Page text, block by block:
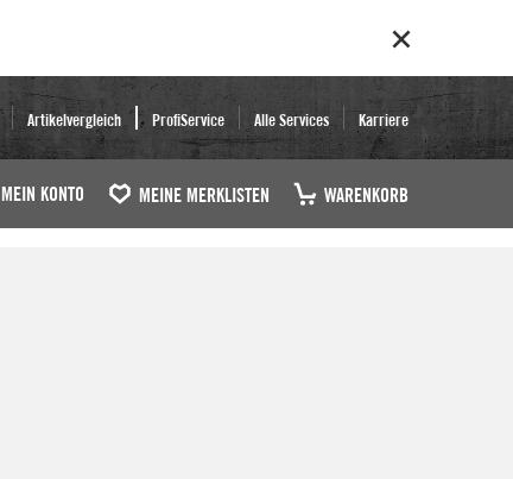
Artikelvergleich ProfiService Alle Services Karriere
MEIN KONTO MEINE MERKLISTEN WARENKORB